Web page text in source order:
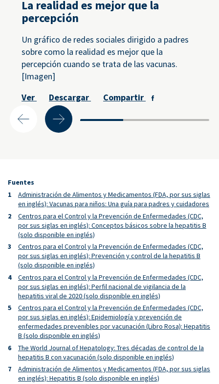
La realidad es mejor que la
percepción
Un gráfico de redes sociales dirigido a padres
sobre como la realidad es mejor que la
percepción cuando se trata de las vacunas.
[Imagen]
Ver
Descargar Compartir
Fuentes
Administración de Alimentos y Medicamentos (FDA, por sus siglas
en inglés): Vacunas para niños: Una guía para padres y cuidadores
Centros para el Control y la Prevención de Enfermedades (CDC,
por sus siglas en inglés): Conceptos básicos sobre la hepatitis B
(solo disponible en inglés)
Centros para el Control y la Prevención de Enfermedades (CDC,
por sus siglas en inglés): Prevención y control de la hepatitis B
(solo disponible en inglés)
Centros para el Control y la Prevención de Enfermedades (CDC,
por sus siglas en inglés): Perfil nacional de vigilancia de la
hepatitis viral de 2020 (solo disponible en inglés)
Centros para el Control y la Prevención de Enfermedades (CDC,
por sus siglas en inglés): Epidemiología y prevención de
enfermedades prevenibles por vacunación (Libro Rosa): Hepatitis
B (solo disponible en inglés)
The World Journal of Hepatology: Tres décadas de control de la
hepatitis B con vacunación (solo disponible en inglés)
Administración de Alimentos y Medicamentos (FDA, por sus siglas
en inglés): Hepatitis B (solo disponible en inglés)